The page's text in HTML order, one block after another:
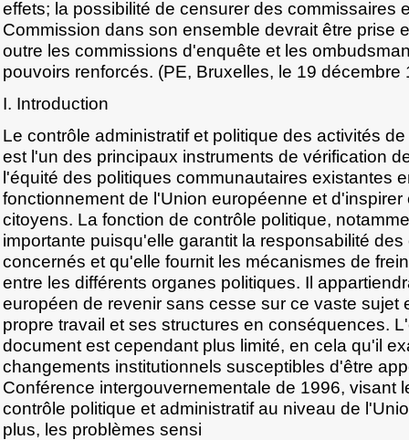
effets; la possibilité de censurer des commissaires
Commission dans son ensemble devrait être prise
outre les commissions d'enquête et les
pouvoirs renforcés. (PE, Bruxelles, le 19 décembre
I. Introduction
Le contrôle administratif et politique des activités
est l'un des principaux instruments de vérification
l'équité des politiques communautaires existantes
fonctionnement de l'Union européenne et
citoyens. La fonction de contrôle politique,
importante puisqu'elle garantit la responsabilité
concernés et qu'elle fournit les mécanismes de
entre les différents organes politiques. Il
européen de revenir sans cesse sur ce vaste sujet
propre travail et ses structures en conséquences.
document est cependant plus limité, en cela qu'il
changements institutionnels susceptibles d'être
Conférence intergouvernementale de 1996, visant
contrôle politique et administratif au niveau de
plus, les problèmes sensi